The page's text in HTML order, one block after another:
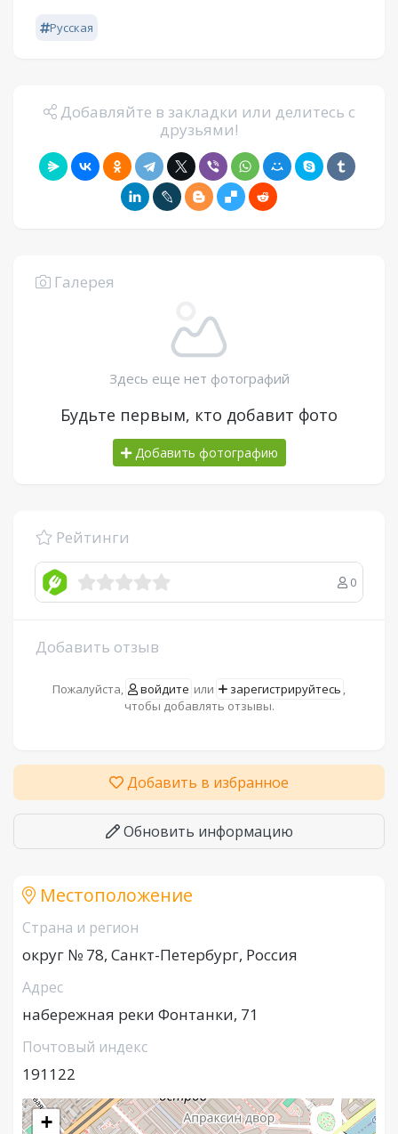
Русская
Добавляйте в закладки или делитесь с
друзьями!
Галерея
Здесь еще нет фотографий
Будьте первым, кто добавит фото
Добавить фотографию
Рейтинги
0
Добавить отзыв
Пожалуйста, войдите или зарегистрируйтесь ,
чтобы добавлять отзывы.
Добавить в избранное
Обновить информацию
Местоположение
Страна и регион
округ № 78, Санкт-Петербург, Россия
Адрес
набережная реки Фонтанки, 71
Почтовый индекс
191122
+